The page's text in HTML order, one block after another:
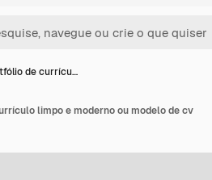
de currícu…
limpo e moderno ou modelo de cv